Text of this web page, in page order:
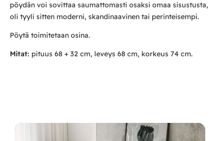
pöydän voi sovittaa saumattomasti osaksi omaa sisustusta,
oli tyyli sitten moderni, skandinaavinen tai perinteisempi.
Pöytä toimitetaan osina.
Mitat: pituus 68 + 32 cm, leveys 68 cm, korkeus 74 cm.